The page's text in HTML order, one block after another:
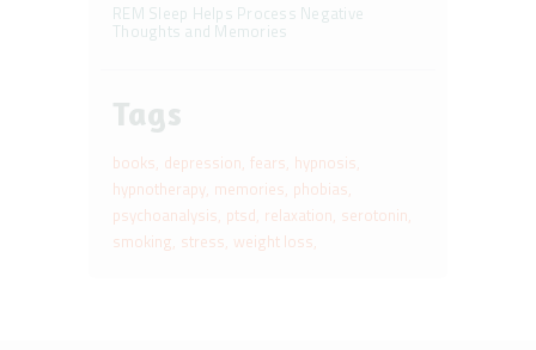
REM Sleep Helps Process Negative
Thoughts and Memories
Tags
books depression fears hypnosis
hypnotherapy memories phobias
psychoanalysis ptsd relaxation serotonin
smoking stress weight loss